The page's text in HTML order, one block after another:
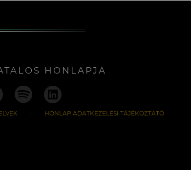
HONLAPJA
HONLAP ADATKEZELÉSI TÁJÉKOZTATÓ